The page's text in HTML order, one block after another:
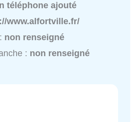
téléphone ajouté
www.alfortville.fr/
non renseigné
: non renseigné